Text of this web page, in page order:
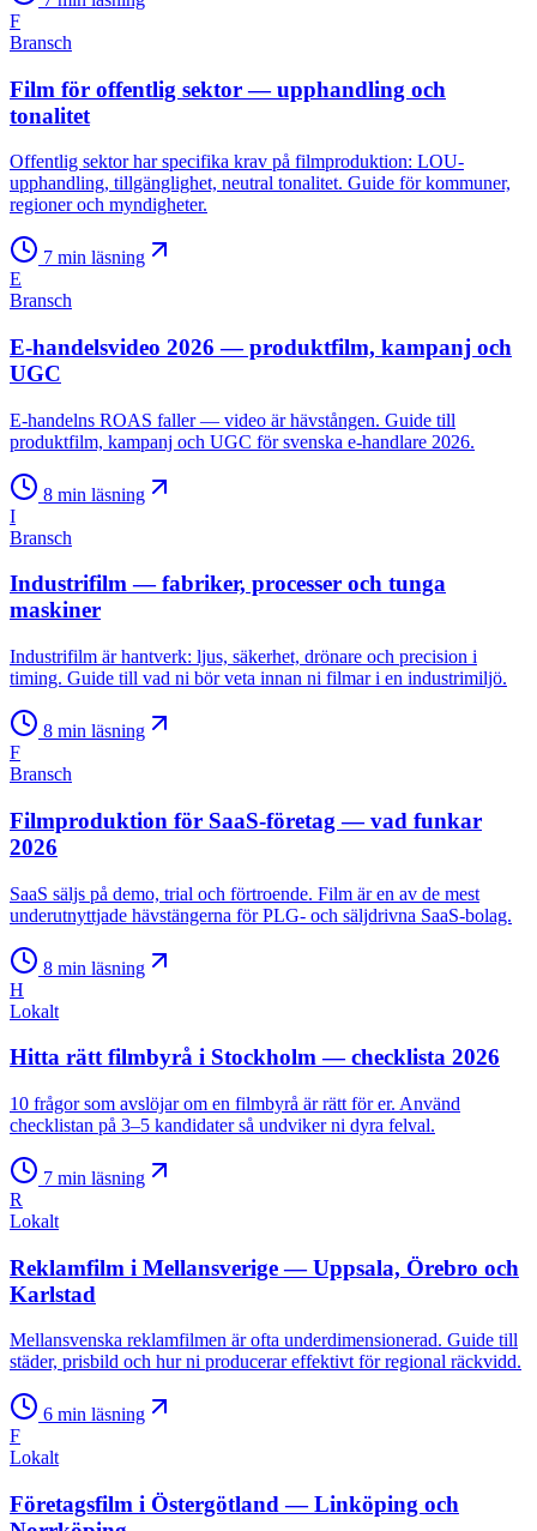
F
Bransch
Film för offentlig sektor — upphandling och
tonalitet
Offentlig sektor har specifika krav på filmproduktion: LOU-
upphandling, tillgänglighet, neutral tonalitet. Guide för kommuner,
regioner och myndigheter.
7 min läsning
E
Bransch
E-handelsvideo 2026 — produktfilm, kampanj och
UGC
E-handelns ROAS faller — video är hävstången. Guide till
produktfilm, kampanj och UGC för svenska e-handlare 2026.
8 min läsning
I
Bransch
Industrifilm — fabriker, processer och tunga
maskiner
Industrifilm är hantverk: ljus, säkerhet, drönare och precision i
timing. Guide till vad ni bör veta innan ni filmar i en industrimiljö.
8 min läsning
F
Bransch
Filmproduktion för SaaS-företag — vad funkar
2026
SaaS säljs på demo, trial och förtroende. Film är en av de mest
underutnyttjade hävstängerna för PLG- och säljdrivna SaaS-bolag.
8 min läsning
H
Lokalt
Hitta rätt filmbyrå i Stockholm — checklista 2026
10 frågor som avslöjar om en filmbyrå är rätt för er. Använd
checklistan på 3–5 kandidater så undviker ni dyra felval.
7 min läsning
R
Lokalt
Reklamfilm i Mellansverige — Uppsala, Örebro och
Karlstad
Mellansvenska reklamfilmen är ofta underdimensionerad. Guide till
städer, prisbild och hur ni producerar effektivt för regional räckvidd.
6 min läsning
F
Lokalt
Företagsfilm i Östergötland — Linköping och